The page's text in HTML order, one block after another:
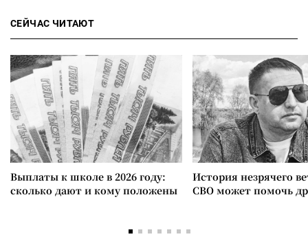
СЕЙЧАС ЧИТАЮТ
Выплаты к школе в 2026 году:
сколько дают и кому положены
История незрячего
СВО может помочь